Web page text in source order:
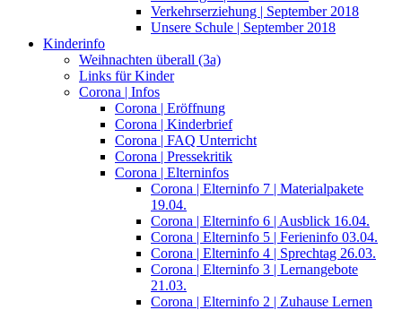
Verkehrserziehung | September 2018
Unsere Schule | September 2018
Kinderinfo
Weihnachten überall (3a)
Links für Kinder
Corona | Infos
Corona | Eröffnung
Corona | Kinderbrief
Corona | FAQ Unterricht
Corona | Pressekritik
Corona | Elterninfos
Corona | Elterninfo 7 | Materialpakete
19.04.
Corona | Elterninfo 6 | Ausblick 16.04.
Corona | Elterninfo 5 | Ferieninfo 03.04.
Corona | Elterninfo 4 | Sprechtag 26.03.
Corona | Elterninfo 3 | Lernangebote
21.03.
Corona | Elterninfo 2 | Zuhause Lernen